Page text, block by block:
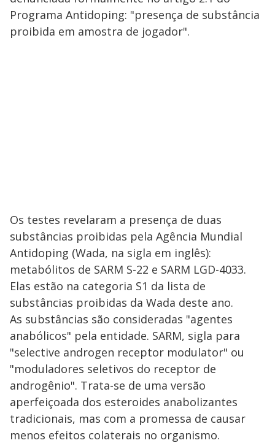
Programa Antidoping: "presença de substância
proibida em amostra de jogador".
Os testes revelaram a presença de duas
substâncias proibidas pela Agência Mundial
Antidoping (Wada, na sigla em inglês):
metabólitos de SARM S-22 e SARM LGD-4033.
Elas estão na categoria S1 da lista de
substâncias proibidas da Wada deste ano.
As substâncias são consideradas "agentes
anabólicos" pela entidade. SARM, sigla para
"selective androgen receptor modulator" ou
"moduladores seletivos do receptor de
androgênio". Trata-se de uma versão
aperfeiçoada dos esteroides anabolizantes
tradicionais, mas com a promessa de causar
menos efeitos colaterais no organismo.